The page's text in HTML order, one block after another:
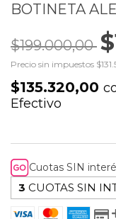
BOTINETA
$199.000,00
Precio sin impuestos
$135.320,00
Efectivo
Cuotas SIN
3 CUOTAS SIN